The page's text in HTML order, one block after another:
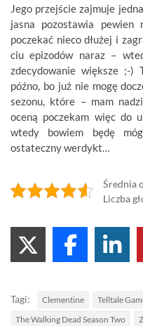
Jego przejście zajmuje
jasna pozostawia pewien
poczekać nieco dłużej i
ciu epizodów naraz –
zdecydowanie większe ;-
późno, bo już nie mogę
sezonu, które – mam
oceną poczekam więc do
wtedy bowiem będę
ostateczny werdykt…
Średnia
Liczba
Tagi: Clementine Telltale
The Walking Dead Season Two